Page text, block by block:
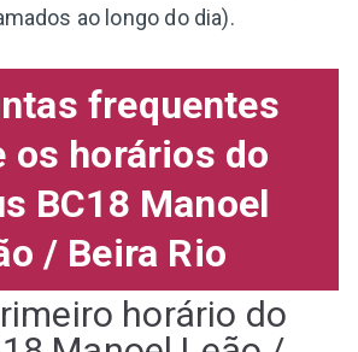
ao longo do dia).
frequentes
os horários do
BC18 Manoel
/ Beira Rio
horário do